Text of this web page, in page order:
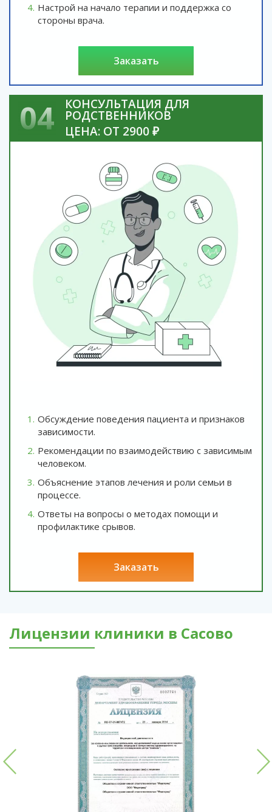
Настрой на начало терапии и поддержка со
стороны врача.
заказать
04 КОНСУЛЬТАЦИЯ ДЛЯ
РОДСТВЕННИКОВ
ЦЕНА: ОТ 2900 ₽
Обсуждение поведения пациента и признаков
зависимости.
Рекомендации по взаимодействию с зависимым
человеком.
Объяснение этапов лечения и роли семьи в
процессе.
Ответы на вопросы о методах помощи и
профилактике срывов.
заказать
Лицензии клиники в Сасово